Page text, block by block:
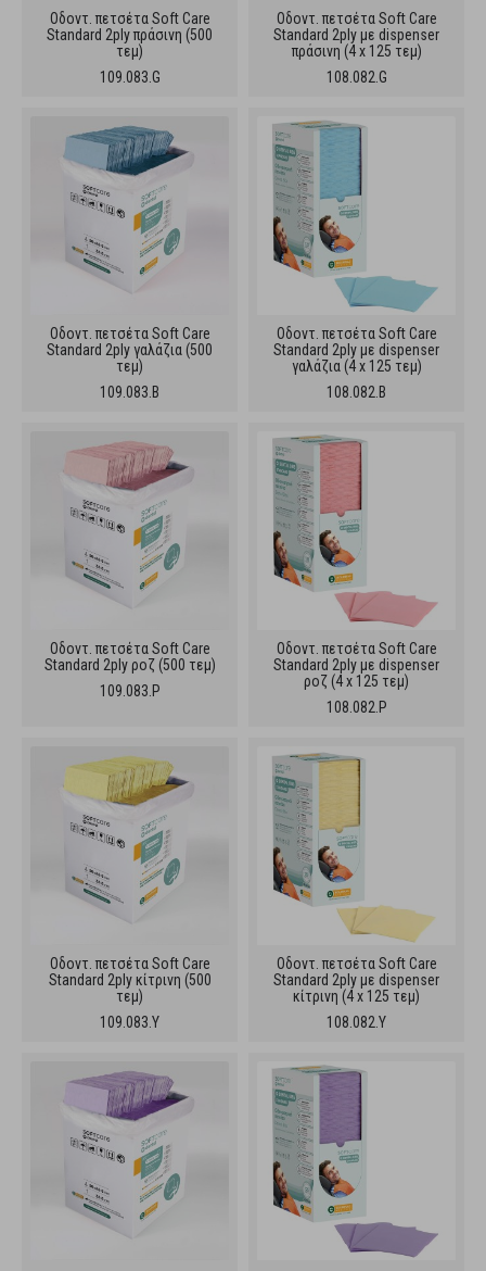
Oδοντ. πετσέτα Soft Care
Standard 2ply πράσινη (500
τεμ)
109.083.G
Oδοντ. πετσέτα Soft Care
Standard 2ply με dispenser
πράσινη (4 x 125 τεμ)
108.082.G
Oδοντ. πετσέτα Soft Care
Standard 2ply γαλάζια (500
τεμ)
109.083.B
Oδοντ. πετσέτα Soft Care
Standard 2ply με dispenser
γαλάζια (4 x 125 τεμ)
108.082.B
Oδοντ. πετσέτα Soft Care
Standard 2ply ροζ (500 τεμ)
109.083.P
Oδοντ. πετσέτα Soft Care
Standard 2ply με dispenser
ροζ (4 x 125 τεμ)
108.082.P
Oδοντ. πετσέτα Soft Care
Standard 2ply κίτρινη (500
τεμ)
109.083.Y
Oδοντ. πετσέτα Soft Care
Standard 2ply με dispenser
κίτρινη (4 x 125 τεμ)
108.082.Y